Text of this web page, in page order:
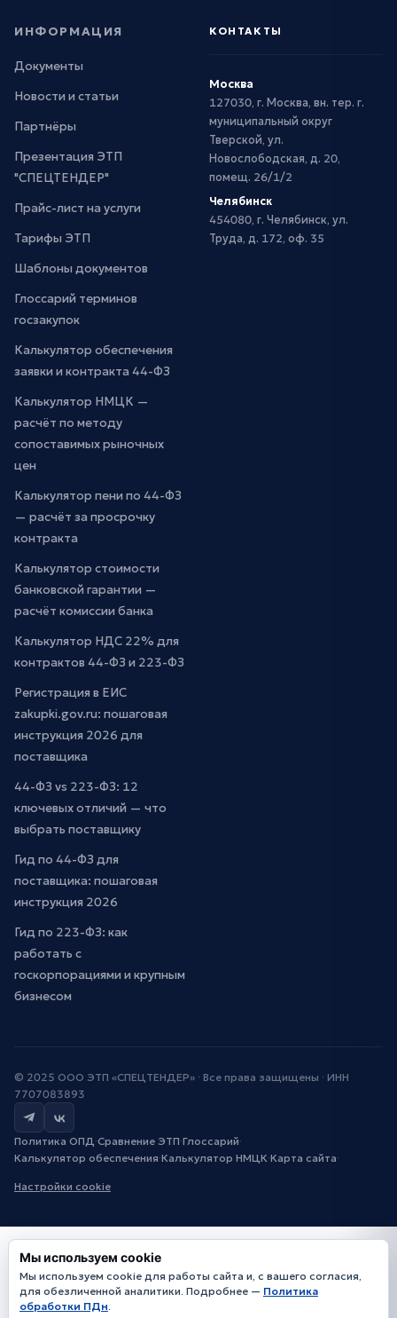
ИНФОРМАЦИЯ
Документы
Новости и статьи
Партнёры
Презентация ЭТП
"СПЕЦТЕНДЕР"
Прайс-лист на услуги
Тарифы ЭТП
Шаблоны документов
Глоссарий терминов
госзакупок
Калькулятор обеспечения
заявки и контракта 44-ФЗ
Калькулятор НМЦК —
расчёт по методу
сопоставимых рыночных
цен
Калькулятор пени по 44-ФЗ
— расчёт за просрочку
контракта
Калькулятор стоимости
банковской гарантии —
расчёт комиссии банка
Калькулятор НДС 22% для
контрактов 44-ФЗ и 223-ФЗ
Регистрация в ЕИС
zakupki.gov.ru: пошаговая
инструкция 2026 для
поставщика
44-ФЗ vs 223-ФЗ: 12
ключевых отличий — что
выбрать поставщику
Гид по 44-ФЗ для
поставщика: пошаговая
инструкция 2026
Гид по 223-ФЗ: как
работать с
госкорпорациями и крупным
бизнесом
КОНТАКТЫ
Москва
127030, г. Москва, вн. тер. г.
муниципальный округ
Тверской, ул.
Новослободская, д. 20,
помещ. 26/1/2
Челябинск
454080, г. Челябинск, ул.
Труда, д. 172, оф. 35
© 2025 ООО ЭТП «СПЕЦТЕНДЕР» · Все права защищены · ИНН
7707083893
Политика ОПД·Сравнение ЭТП·Глоссарий·
Калькулятор обеспечения·Калькулятор НМЦК·Карта сайта·
Настройки cookie
Мы используем cookie
Мы используем cookie для работы сайта и, с вашего согласия,
для обезличенной аналитики. Подробнее — Политика
обработки ПДн.